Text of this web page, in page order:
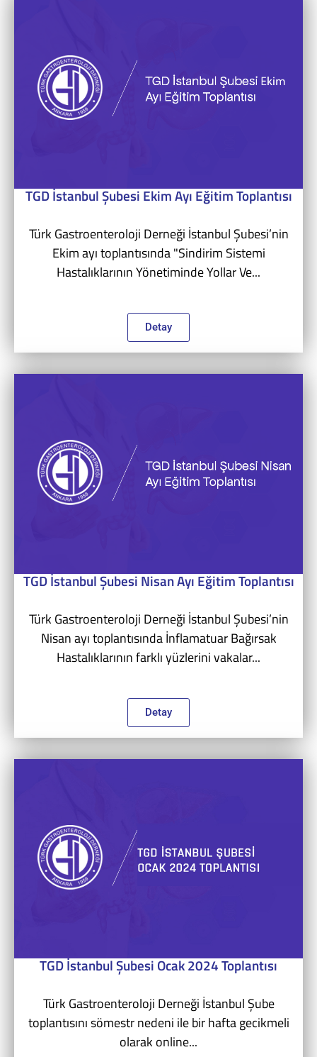
TGD İstanbul Şubesi Ekim Ayı Eğitim Toplantısı
Türk Gastroenteroloji Derneği İstanbul Şubesi’nin
Ekim ayı toplantısında "Sindirim Sistemi
Hastalıklarının Yönetiminde Yollar Ve...
Detay
TGD İstanbul Şubesi Nisan Ayı Eğitim Toplantısı
Türk Gastroenteroloji Derneği İstanbul Şubesi’nin
Nisan ayı toplantısında İnflamatuar Bağırsak
Hastalıklarının farklı yüzlerini vakalar...
Detay
TGD İstanbul Şubesi Ocak 2024 Toplantısı
Türk Gastroenteroloji Derneği İstanbul Şube
toplantısını sömestr nedeni ile bir hafta gecikmeli
olarak online...